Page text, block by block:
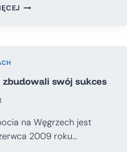
SEMESTR
swój sukces
na Węgrzech jest
2009 roku…